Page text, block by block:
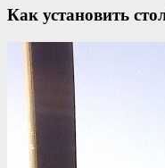
Как установить